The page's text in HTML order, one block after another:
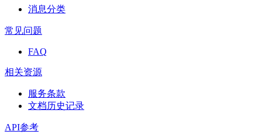
消息分类
常见问题
FAQ
相关资源
服务条款
文档历史记录
API参考